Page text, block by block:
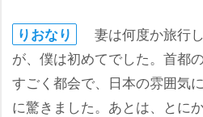
りおなり
妻は何度か旅行
が、僕は初めてでした。首都
すごく都会で、日本の雰囲気
に驚きました。あとは、とに